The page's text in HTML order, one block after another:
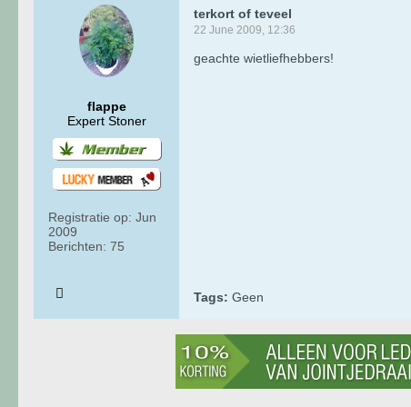
flappe
Expert Stoner
Registratie op: Jun
2009
Berichten: 75
terkort of teveel
22 June 2009, 12:36
geachte wietliefhebbers!
Tags: Geen